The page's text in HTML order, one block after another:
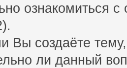
ознакомиться
Вы создаёте
ли данный